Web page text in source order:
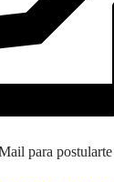
para postularte